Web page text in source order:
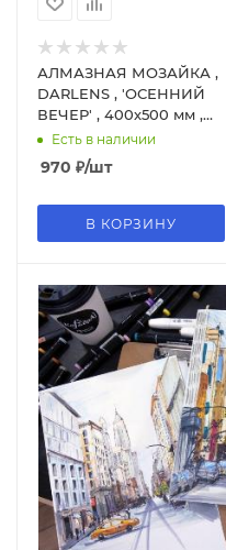
АЛМАЗНАЯ МОЗАЙКА ,
DARLENS , 'ОСЕННИЙ
ВЕЧЕР' , 400х500 мм ,
крупный камень ,15 цв,
YHDGJ74412
Есть в наличии
970 ₽/шт
В КОРЗИНУ